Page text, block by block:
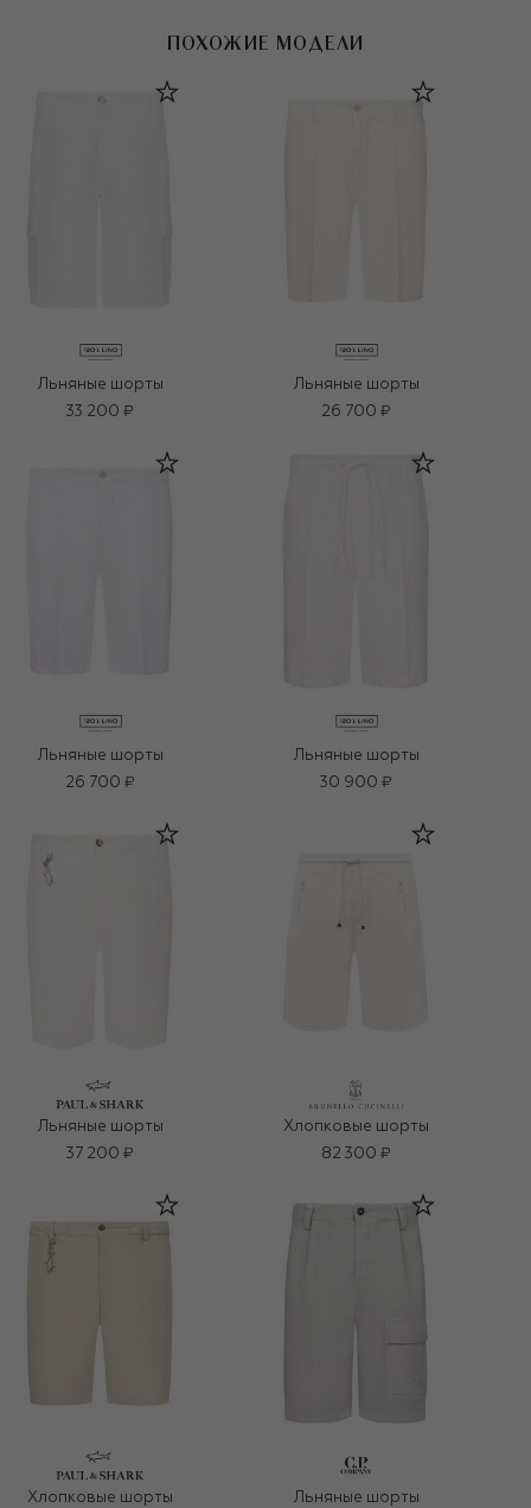
ПОХОЖИЕ МОДЕЛИ
Льняные шорты
33 200 ₽
Льняные шорты
26 700 ₽
Льняные шорты
26 700 ₽
Льняные шорты
30 900 ₽
Льняные шорты
37 200 ₽
Хлопковые шорты
82 300 ₽
Хлопковые шорты
Льняные шорты